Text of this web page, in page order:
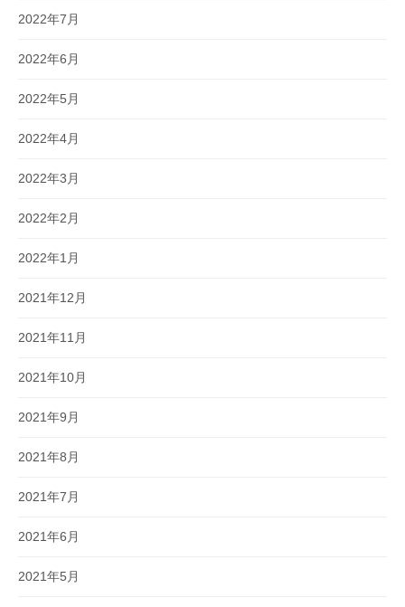
2022年7月
2022年6月
2022年5月
2022年4月
2022年3月
2022年2月
2022年1月
2021年12月
2021年11月
2021年10月
2021年9月
2021年8月
2021年7月
2021年6月
2021年5月